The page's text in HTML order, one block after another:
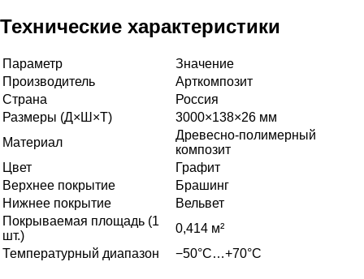
Технические характеристики
Параметр
Значение
Производитель
Арткомпозит
Страна
Россия
Размеры (Д×Ш×Т)
3000×138×26 мм
Материал
Древесно-полимерный
композит
Цвет
Графит
Верхнее покрытие
Брашинг
Нижнее покрытие
Вельвет
Покрываемая площадь (1
шт.)
0,414 м²
Температурный диапазон
−50°C…+70°C